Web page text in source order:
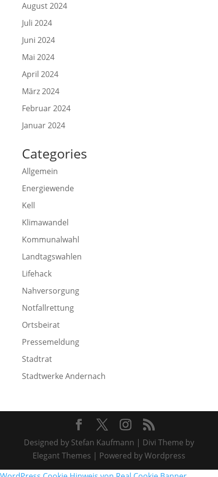
August 2024
Juli 2024
Juni 2024
Mai 2024
April 2024
März 2024
Februar 2024
Januar 2024
Categories
Allgemein
Energiewende
Kell
Klimawandel
Kommunalwahl
Landtagswahlen
Lifehack
Nahversorgung
Notfallrettung
Ortsbeirat
Pressemeldung
Stadtrat
Stadtwerke Andernach
Designed by Stefan Kaufmann | Divi Theme by
Elegant Themes | Powered by Wordpress